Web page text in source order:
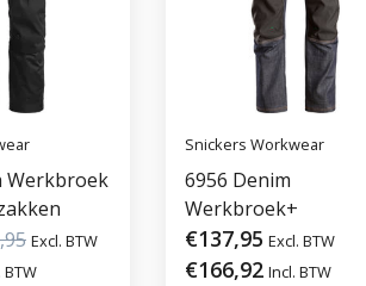
Werkbroek
Excl. BTW
BTW
Snickers Workwear
6956 Denim
Werkbroek+
€137,95 Excl. BTW
€166,92 Incl. BTW